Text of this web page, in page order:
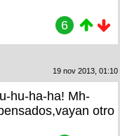
6
19 nov 2013, 01:10
hu-ha-ha! Mh-
otro